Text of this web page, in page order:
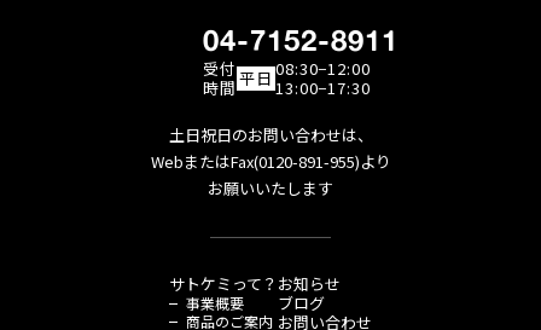
04-7152-8911
受付
時間平日 08:30−12:00
13:00−17:30
土日祝日のお問い合わせは、
WebまたはFax(0120-891-955)より
お願いいたします
サトケミって？
事業概要
商品のご案内
お知らせ
ブログ
お問い合わせ